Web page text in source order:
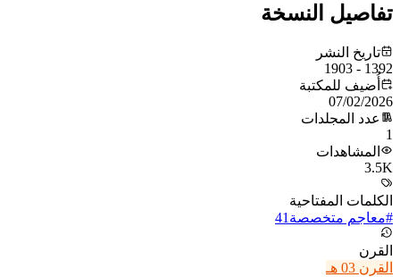
تفاصيل النسخة
تاريخ النشر
1392 - 1903
أُضيف للمكتبة
07/02/2026
عدد المجلدات
1
المشاهدات
3.5K
الكلمات المفتاحية
#معاجم متخصصة 41
القرن
القرن 03 هـ